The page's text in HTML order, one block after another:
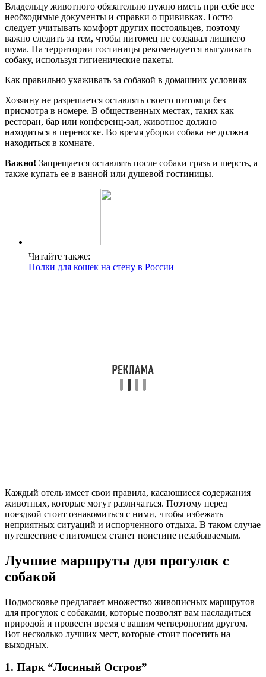
Владельцу животного обязательно нужно иметь при себе все
необходимые документы и справки о прививках. Гостю
следует учитывать комфорт других постояльцев, поэтому
важно следить за тем, чтобы питомец не создавал лишнего
шума. На территории гостиницы рекомендуется выгуливать
собаку, используя гигиенические пакеты.
Как правильно ухаживать за собакой в домашних условиях
Хозяину не разрешается оставлять своего питомца без
присмотра в номере. В общественных местах, таких как
ресторан, бар или конференц-зал, животное должно
находиться в переноске. Во время уборки собака не должна
находиться в комнате.
Важно! Запрещается оставлять после собаки грязь и шерсть, а
также купать ее в ванной или душевой гостиницы.
Читайте также:
Полки для кошек на стену в России
Каждый отель имеет свои правила, касающиеся содержания
животных, которые могут различаться. Поэтому перед
поездкой стоит ознакомиться с ними, чтобы избежать
неприятных ситуаций и испорченного отдыха. В таком случае
путешествие с питомцем станет поистине незабываемым.
Лучшие маршруты для прогулок с
собакой
Подмосковье предлагает множество живописных маршрутов
для прогулок с собаками, которые позволят вам насладиться
природой и провести время с вашим четвероногим другом.
Вот несколько лучших мест, которые стоит посетить на
выходных.
1. Парк “Лосиный Остров”